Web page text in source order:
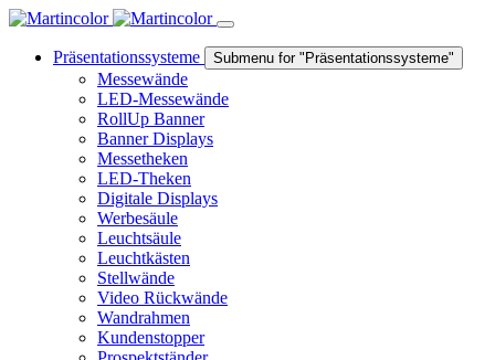
Präsentationssysteme Submenu for "Präsentationssysteme"
Messewände
LED-Messewände
RollUp Banner
Banner Displays
Messetheken
LED-Theken
Digitale Displays
Werbesäule
Leuchtsäule
Leuchtkästen
Stellwände
Video Rückwände
Wandrahmen
Kundenstopper